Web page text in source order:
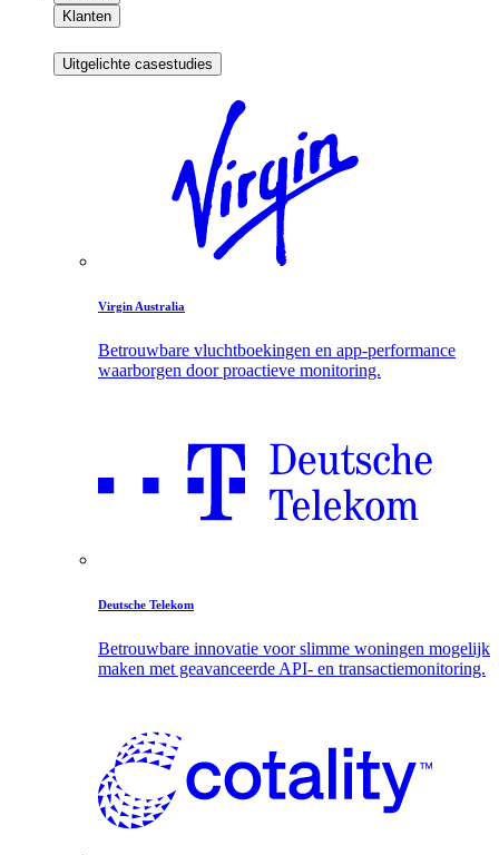
Klanten
Uitgelichte casestudies
Virgin Australia
Betrouwbare vluchtboekingen en app-performance
waarborgen door proactieve monitoring.
Deutsche Telekom
Betrouwbare innovatie voor slimme woningen mogelijk
maken met geavanceerde API- en transactiemonitoring.